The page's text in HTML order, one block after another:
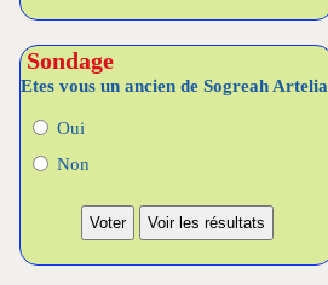
Sondage
Etes vous un ancien de Sogreah Artelia
Oui
Non